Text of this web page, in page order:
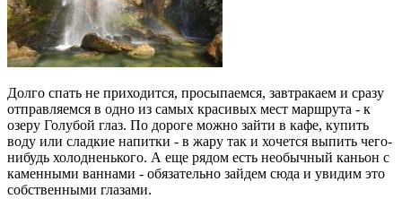
Долго спать не приходится, просыпаемся, завтракаем и сразу
отправляемся в одно из самых красивых мест маршрута - к
озеру Голубой глаз. По дороге можно зайти в кафе, купить
воду или сладкие напитки - в жару так и хочется выпить чего-
нибудь холодненького. А еще рядом есть необычный каньон с
каменными ваннами - обязательно зайдем сюда и увидим это
собственными глазами.